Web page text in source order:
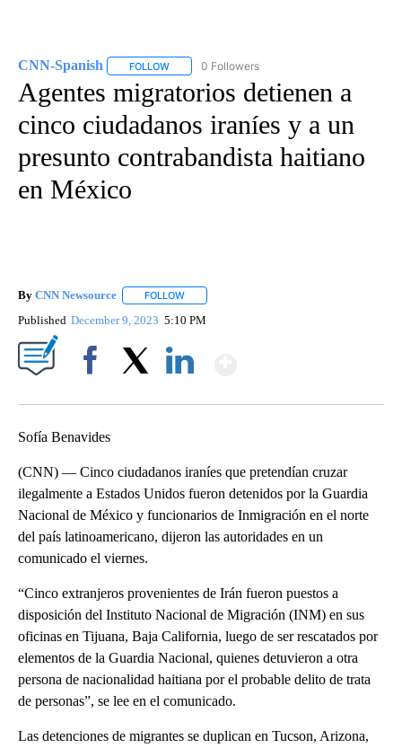
CNN-Spanish FOLLOW FOLLOW "CNN-SPANISH" TO RECEIVE
0 Followers
Agentes migratorios detienen a
cinco ciudadanos iraníes y a un
presunto contrabandista haitiano
en México
By CNN Newsource FOLLOW
Published December 9, 2023 5:10 PM
Sofía Benavides
(CNN) — Cinco ciudadanos iraníes que pretendían cruzar
ilegalmente a Estados Unidos fueron detenidos por la Guardia
Nacional de México y funcionarios de Inmigración en el norte
del país latinoamericano, dijeron las autoridades en un
comunicado el viernes.
“Cinco extranjeros provenientes de Irán fueron puestos a
disposición del Instituto Nacional de Migración (INM) en sus
oficinas en Tijuana, Baja California, luego de ser rescatados por
elementos de la Guardia Nacional, quienes detuvieron a otra
persona de nacionalidad haitiana por el probable delito de trata
de personas”, se lee en el comunicado.
Las detenciones de migrantes se duplican en Tucson, Arizona,